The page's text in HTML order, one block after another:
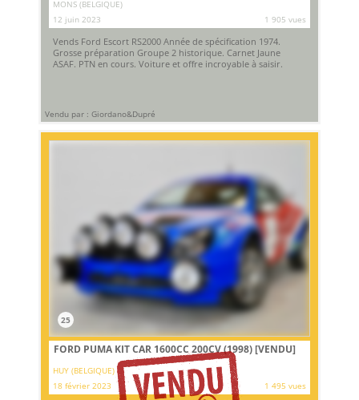
MONS (BELGIQUE)
12 juin 2023
1 905 vues
Vends Ford Escort RS2000 Année de spécification 1974.
Grosse préparation Groupe 2 historique. Carnet Jaune
ASAF. PTN en cours. Voiture et offre incroyable à saisir.
Vendu par : Giordano&Dupré
25
FORD PUMA KIT CAR 1600CC 200CV (1998)[VENDU]
HUY (BELGIQUE)
18 février 2023
1 495 vues